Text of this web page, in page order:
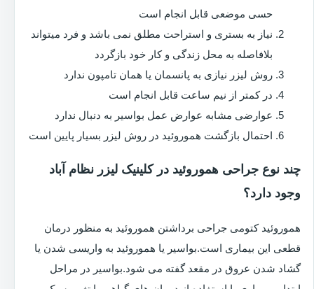
حسی موضعی قابل انجام است
نیاز به بستری و استراحت مطلق نمی باشد و فرد میتواند
بلافاصله به محل زندگی و کار خود بازگردد
روش لیزر نیازی به پانسمان یا همان تامپون ندارد
در کمتر از نیم ساعت قابل انجام است
عوارضی مشابه عوارض عمل بواسیر به دنبال ندارد
احتمال بازگشت هموروئید در روش لیزر بسیار پایین است
چند نوع جراحی هموروئید در کلینیک لیزر نظام آباد
وجود دارد؟
هموروئید کتومی جراحی برداشتن هموروئید به منظور درمان
قطعی این بیماری است.بواسیر یا هموروئید به واریسی شدن یا
گشاد شدن عروق در مقعد گفته می شود.بواسیر در مراحل